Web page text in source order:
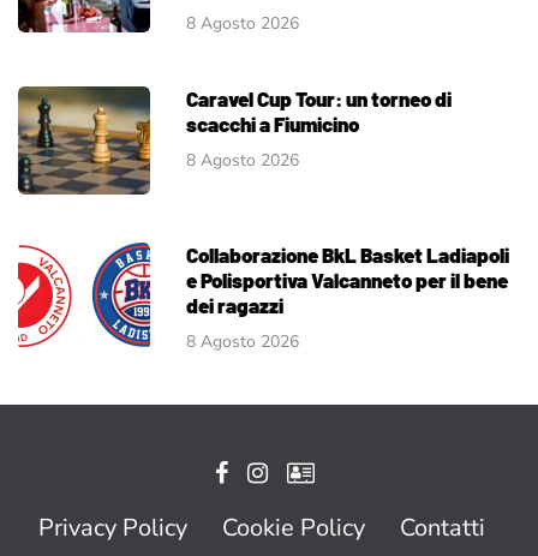
8 Agosto 2026
Caravel Cup Tour: un torneo di
scacchi a Fiumicino
8 Agosto 2026
Collaborazione BkL Basket Ladiapoli
e Polisportiva Valcanneto per il bene
dei ragazzi
8 Agosto 2026
Privacy Policy Cookie Policy
Contatti